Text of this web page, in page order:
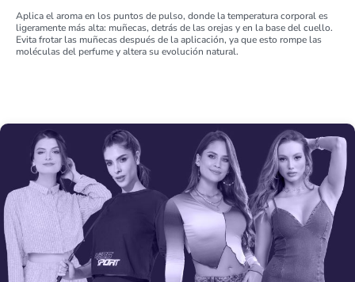
Aplica el aroma en los puntos de pulso, donde la temperatura corporal es
ligeramente más alta: muñecas, detrás de las orejas y en la base del cuello.
Evita frotar las muñecas después de la aplicación, ya que esto rompe las
moléculas del perfume y altera su evolución natural.